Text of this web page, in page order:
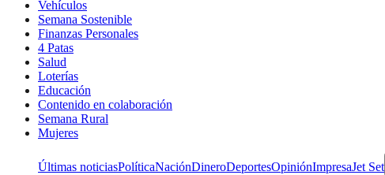
Vehículos
Semana Sostenible
Finanzas Personales
4 Patas
Salud
Loterías
Educación
Contenido en colaboración
Semana Rural
Mujeres
Últimas noticiasPolíticaNaciónDineroDeportesOpiniónImpresaJet Set